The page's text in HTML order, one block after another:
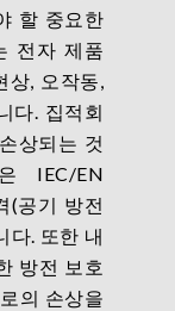
할 중요한
전자 제품
, 오작동,
다. 집적회
상되는 것
IEC/EN
(공기 방전
다. 또한 내
방전 보호
의 손상을